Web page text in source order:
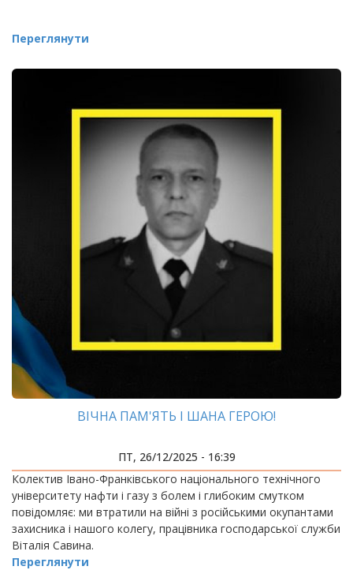
Переглянути
ВІЧНА ПАМ'ЯТЬ І ШАНА ГЕРОЮ!
ПТ, 26/12/2025 - 16:39
Колектив Івано-Франківського національного технічного
університету нафти і газу з болем і глибоким смутком
повідомляє: ми втратили на війні з російськими окупантами
захисника і нашого колегу, працівника господарської служби
Віталія Савина.
Переглянути